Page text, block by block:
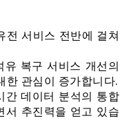
전 서비스 전반에 걸쳐
유 복구 서비스 개선의
한 관심이 증가합니다.
간 데이터 분석의 통합
서 추진력을 얻고 있습